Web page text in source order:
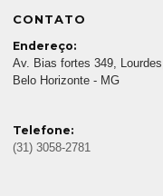
CONTATO
Endereço:
Av. Bias fortes 349, Lourdes,
Belo Horizonte - MG
Telefone:
(31) 3058-2781